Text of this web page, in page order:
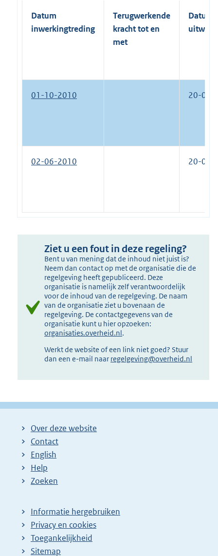
Datum
inwerkingtreding
Terugwerkende
kracht tot en
met
Datum
01-10-2010 20-07-
02-06-2010 20-07-
Ziet u een fout in deze regeling?
Bent u van mening dat de inhoud niet juist is?
Neem dan contact op met de organisatie die de
regelgeving heeft gepubliceerd. Deze
organisatie is namelijk zelf verantwoordelijk
voor de inhoud van de regelgeving. De naam
van de organisatie ziet u bovenaan de
regelgeving. De contactgegevens van de
organisatie kunt u hier opzoeken:
organisaties.overheid.nl.
Werkt de website of een link niet goed? Stuur
dan een e-mail naar regelgeving@overheid.nl
Over deze website
Contact
English
Help
Zoeken
Informatie hergebruiken
Privacy en cookies
Toegankelijkheid
Sitemap